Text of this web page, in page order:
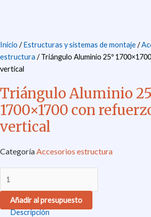
Inicio /Estructuras y sistemas de montaje/
estructura / Triángulo Aluminio 25º
vertical
Triángulo Aluminio
1700×1700 con
vertical
CategoríaAccesorios estructura
Añadir al presupuesto
Descripción